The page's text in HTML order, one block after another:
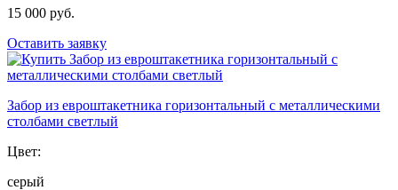
15 000 руб.
Оставить заявку
Забор из евроштакетника горизонтальный с металлическими
столбами светлый
Цвет:
серый